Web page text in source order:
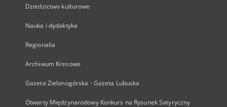
Dziedzictwo kulturowe
Nauka i dydaktyka
Regionalia
Archiwum Kresowe
Gazeta Zielonogórska - Gazeta Lubuska
Otwarty Międzynarodowy Konkurs na Rysunek Satyryczny